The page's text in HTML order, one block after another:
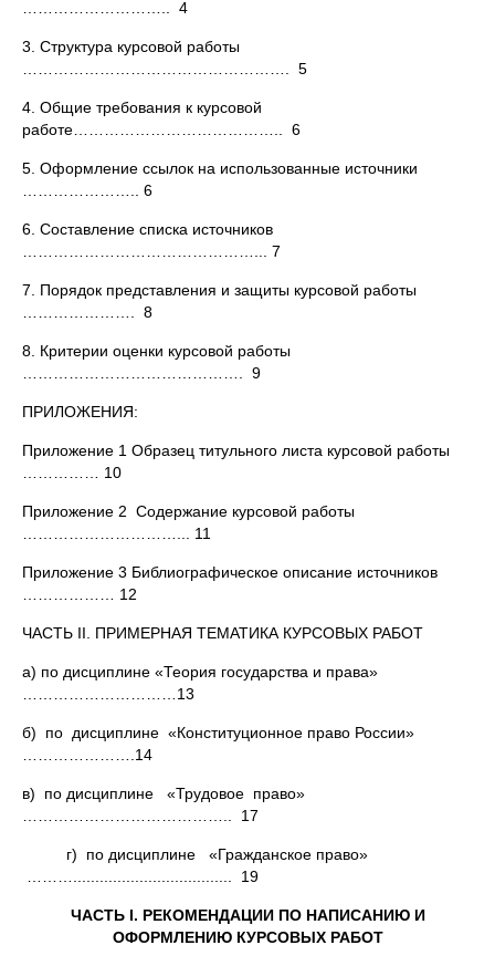
……………………….. 4
3. Структура курсовой работы
……………………………………………. 5
4. Общие требования к курсовой
работе………………………………….. 6
5. Оформление ссылок на использованные источники
………………….. 6
6. Составление списка источников
………………………………………... 7
7. Порядок представления и защиты курсовой работы
…………………. 8
8. Критерии оценки курсовой работы
……………………………………. 9
ПРИЛОЖЕНИЯ:
Приложение 1 Образец титульного листа курсовой работы
…………… 10
Приложение 2 Содержание курсовой работы
…………………………... 11
Приложение 3 Библиографическое описание источников
……………… 12
ЧАСТЬ II. ПРИМЕРНАЯ ТЕМАТИКА КУРСОВЫХ РАБОТ
а) по дисциплине «Теория государства и права»
…………………………13
б) по дисциплине «Конституционное право России»
………………….14
в) по дисциплине «Трудовое право»
………………………………….. 17
г) по дисциплине «Гражданское право»
……….................................... 19
ЧАСТЬ I. РЕКОМЕНДАЦИИ ПО НАПИСАНИЮ И
ОФОРМЛЕНИЮ КУРСОВЫХ РАБОТ